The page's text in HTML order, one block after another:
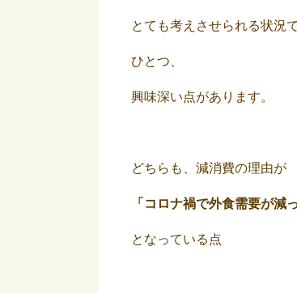
とても考えさせられる状況
ひとつ、
興味深い点があります。
どちらも、減消費の理由が
「コロナ禍で外食需要が減
となっている点